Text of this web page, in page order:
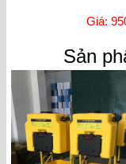
Giá:
Sản